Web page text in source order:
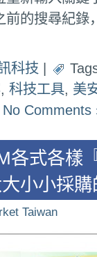
前的搜尋紀錄
科技
, 科技工具, 美
No Comments
各式各樣
小小採
Taiwan